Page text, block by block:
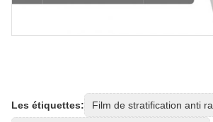
Les étiquettes: Film de stratification anti